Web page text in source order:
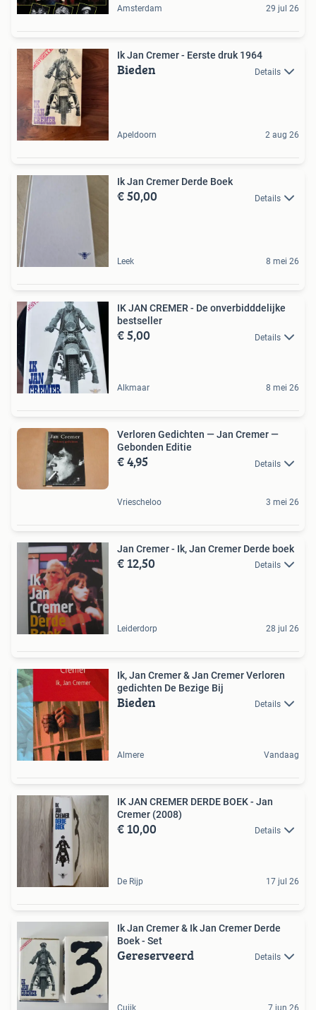
Amsterdam 29 jul 26
Ik Jan Cremer - Eerste druk 1964
Bieden Details
Apeldoorn 2 aug 26
Ik Jan Cremer Derde Boek
€ 50,00 Details
Leek 8 mei 26
IK JAN CREMER - De onverbidddelijke
bestseller
€ 5,00 Details
Alkmaar 8 mei 26
Verloren Gedichten — Jan Cremer —
Gebonden Editie
€ 4,95 Details
Vriescheloo 3 mei 26
Jan Cremer - Ik, Jan Cremer Derde boek
€ 12,50 Details
Leiderdorp 28 jul 26
Ik, Jan Cremer & Jan Cremer Verloren
gedichten De Bezige Bij
Bieden Details
Almere Vandaag
IK JAN CREMER DERDE BOEK - Jan
Cremer (2008)
€ 10,00 Details
De Rijp 17 jul 26
Ik Jan Cremer & Ik Jan Cremer Derde
Boek - Set
Gereserveerd Details
Cuijk 7 jun 26